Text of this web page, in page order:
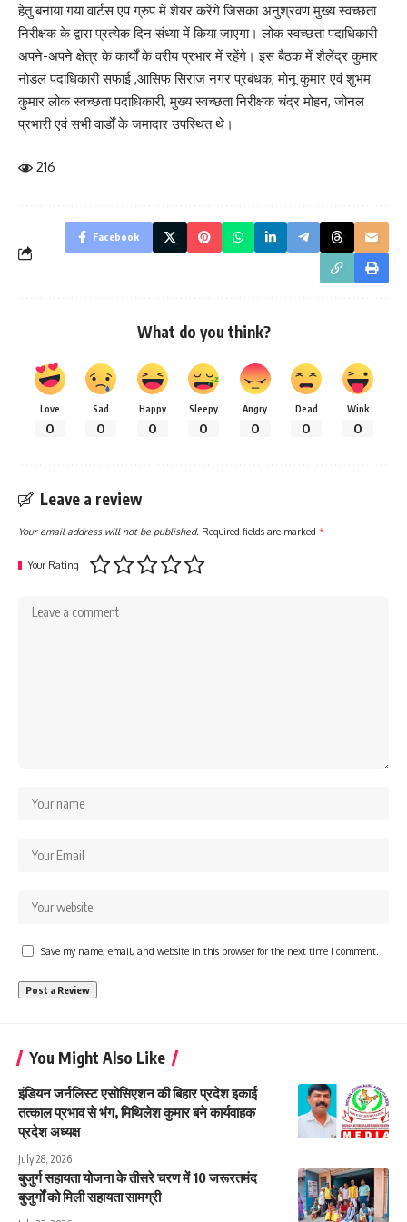
हेतु बनाया गया वार्टस एप ग्रुप में शेयर करेंगे जिसका अनुश्रवण मुख्य स्वच्छता
निरीक्षक के द्वारा प्रत्येक दिन संध्या में किया जाएगा। लोक स्वच्छता पदाधिकारी
अपने-अपने क्षेत्र के कार्यों के वरीय प्रभार में रहेंगे। इस बैठक में शैलेंद्र कुमार
नोडल पदाधिकारी सफाई ,आसिफ सिराज नगर प्रबंधक, मोनू कुमार एवं शुभम
कुमार लोक स्वच्छता पदाधिकारी, मुख्य स्वच्छता निरीक्षक चंद्र मोहन, जोनल
प्रभारी एवं सभी वार्डों के जमादार उपस्थित थे।
216
Facebook
What do you think?
Love
0
Sad
0
Happy
0
Sleepy
0
Angry
0
Dead
0
Wink
0
Leave a review
Your email address will not be published. Required fields are marked *
Your Rating
Save my name, email, and website in this browser for the next time I comment.
You Might Also Like
इंडियन जर्नलिस्ट एसोसिएशन की बिहार प्रदेश इकाई
तत्काल प्रभाव से भंग, मिथिलेश कुमार बने कार्यवाहक
प्रदेश अध्यक्ष
July 28, 2026
बुजुर्ग सहायता योजना के तीसरे चरण में 10 जरूरतमंद
बुजुर्गों को मिली सहायता सामग्री